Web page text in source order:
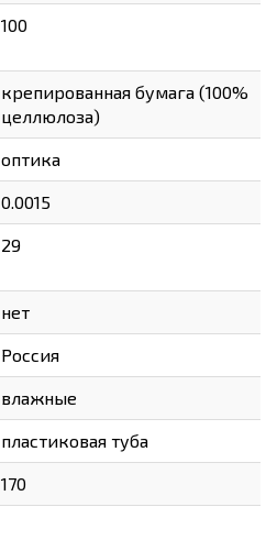
100
крепированная бумага (100%
целлюлоза)
оптика
0.0015
29
нет
Россия
влажные
пластиковая туба
170